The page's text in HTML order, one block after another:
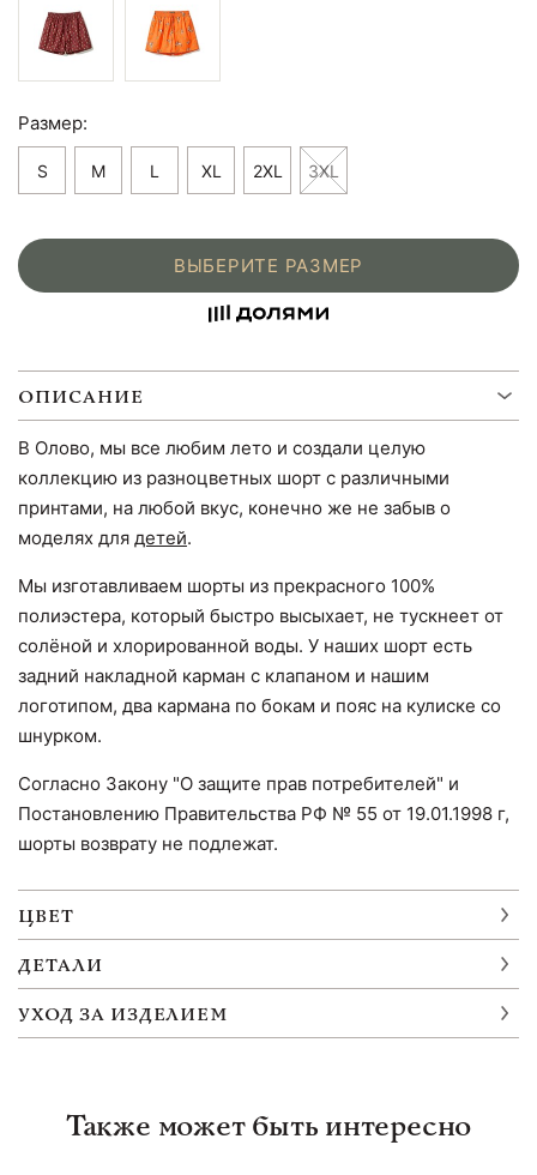
Размер:
S M L XL 2XL 3XL
ВЫБЕРИТЕ РАЗМЕР
ОПИСАНИЕ
В Олово, мы все любим лето и создали целую
коллекцию из разноцветных шорт с различными
принтами, на любой вкус, конечно же не забыв о
моделях для детей.
Мы изготавливаем шорты из прекрасного 100%
полиэстера, который быстро высыхает, не тускнеет от
солёной и хлорированной воды. У наших шорт есть
задний накладной карман с клапаном и нашим
логотипом, два кармана по бокам и пояс на кулиске со
шнурком.
Согласно Закону "О защите прав потребителей" и
Постановлению Правительства РФ № 55 от 19.01.1998 г,
шорты возврату не подлежат.
ЦВЕТ
ДЕТАЛИ
УХОД ЗА ИЗДЕЛИЕМ
Также может быть интересно